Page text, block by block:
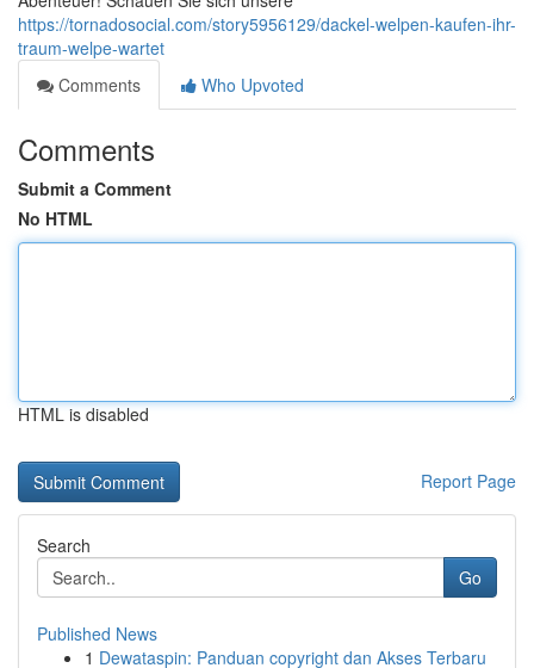
https://tornadosocial.com/story5956129/dackel-welpen-kaufen-ihr-
traum-welpe-wartet
Comments
Who Upvoted
Comments
Submit a Comment
No HTML
HTML is disabled
Report Page
Search
Go
Published News
1 Dewataspin: Panduan copyright dan Akses Terbaru